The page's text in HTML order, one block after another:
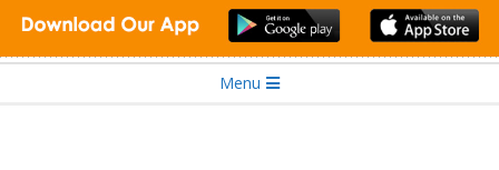
Menu